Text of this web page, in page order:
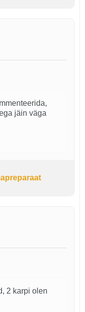
jäin väga
2 karpi olen